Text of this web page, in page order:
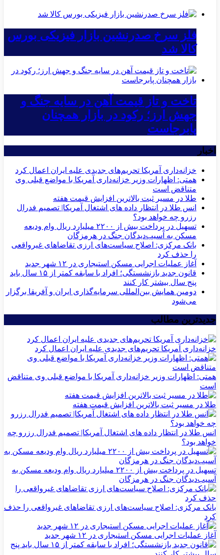
فلز سرخ صدرنشین بازار فیزیکی بورس
کالا شد
تاخت و تاز قیمت آهن در سایه جنگ و
جهش ارز؛ رکود در بازار همچنان
پابرجاست
اخبار
خزانه‌داری آمریکا تحریم‌های جدیدی علیه ایران اعمال کرد
همتی: اظهارات وزیر خزانه‌داری آمریکا با مواضع قبلی وی
متناقض است
طلا در مسیر ثبت بالاترین افزایش قیمت هفته
انس طلا در انتظار داده های اشتغال آمریکا| تصمیم فدرال
رزرو چه خواهد بود؟
تسهیل در پرداخت بیش از ۲۲۰۰ میلیارد ریال وام ودیعه
مسکن به آسیب‌دیدگان جنگ در هرمزگان
بانک مرکزی: اصلاح سیاست‌های ارزی تقاضاهای غیرواقعی
را حذف کرد
آغاز عملیات اجرایی مسکن استیجاری در ۱۲ شهر جدید
قانون جدید بازنشستگی؛ افراد با سابقه کمتر از ۱۵ سال باید
پنج سال بیشتر کار کنند
دومین همایش بین‌المللی سرمایه‌گذاری ایران و آفریقا برگزار
می‌شود
جدیدترین مطالب
خزانه‌داری آمریکا تحریم‌های جدیدی علیه ایران اعمال کرد
همتی: اظهارات وزیر خزانه‌داری آمریکا با مواضع قبلی وی متناقض
است
طلا در مسیر ثبت بالاترین افزایش قیمت هفته
انس طلا در انتظار داده های اشتغال آمریکا| تصمیم فدرال رزرو چه
خواهد بود؟
تسهیل در پرداخت بیش از ۲۲۰۰ میلیارد ریال وام ودیعه مسکن به
آسیب‌دیدگان جنگ در هرمزگان
بانک مرکزی: اصلاح سیاست‌های ارزی تقاضاهای غیرواقعی را حذف
کرد
آغاز عملیات اجرایی مسکن استیجاری در ۱۲ شهر جدید